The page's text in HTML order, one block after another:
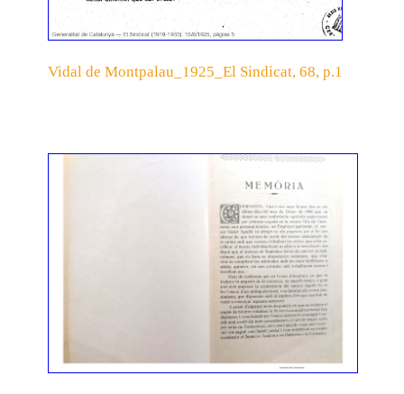
Vidal de Montpalau_1925_El Sindicat, 68, p.1